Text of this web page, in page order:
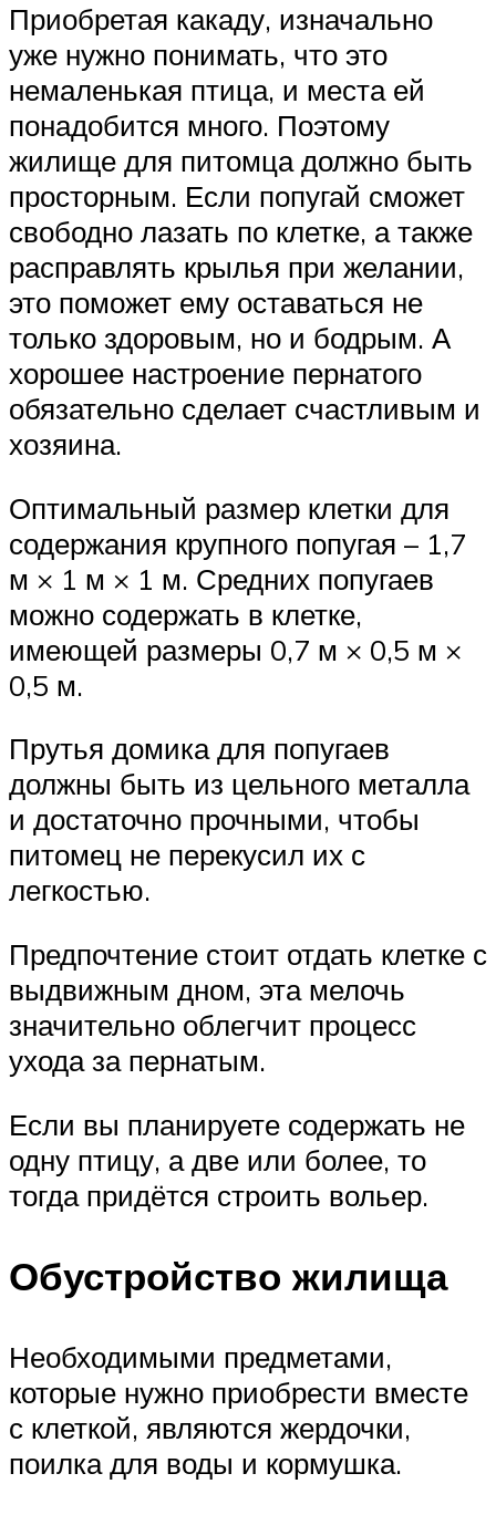
Приобретая какаду, изначально
уже нужно понимать, что это
немаленькая птица, и места ей
понадобится много. Поэтому
жилище для питомца должно быть
просторным. Если попугай сможет
свободно лазать по клетке, а также
расправлять крылья при желании,
это поможет ему оставаться не
только здоровым, но и бодрым. А
хорошее настроение пернатого
обязательно сделает счастливым и
хозяина.
Оптимальный размер клетки для
содержания крупного попугая – 1,7
м × 1 м × 1 м. Средних попугаев
можно содержать в клетке,
имеющей размеры 0,7 м × 0,5 м ×
0,5 м.
Прутья домика для попугаев
должны быть из цельного металла
и достаточно прочными, чтобы
питомец не перекусил их с
легкостью.
Предпочтение стоит отдать клетке с
выдвижным дном, эта мелочь
значительно облегчит процесс
ухода за пернатым.
Если вы планируете содержать не
одну птицу, а две или более, то
тогда придётся строить вольер.
Обустройство жилища
Необходимыми предметами,
которые нужно приобрести вместе
с клеткой, являются жердочки,
поилка для воды и кормушка.